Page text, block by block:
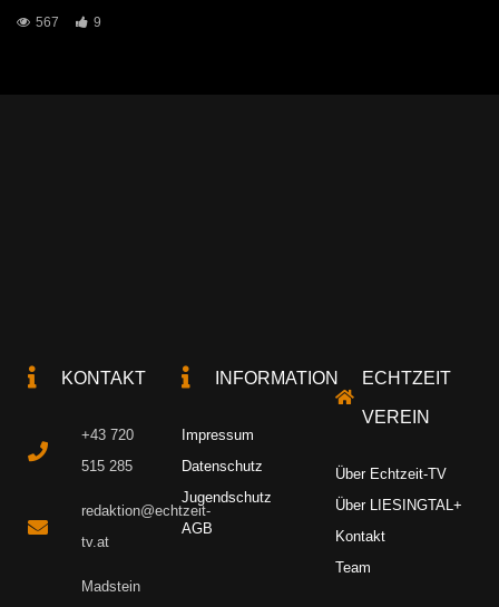
567 9
KONTAKT
+43 720
515 285
redaktion@echtzeit-
tv.at
Madstein
INFORMATION
Impressum
Datenschutz
Jugendschutz
AGB
ECHTZEIT
VEREIN
Über Echtzeit-TV
Über LIESINGTAL+
Kontakt
Team